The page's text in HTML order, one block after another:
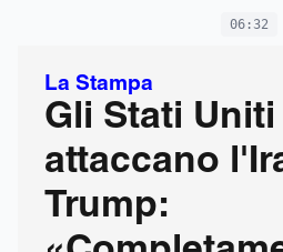
06:32
La Stampa
Gli Stati Uniti
attaccano
Trump: